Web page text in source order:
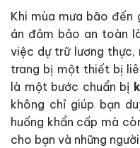
Khi mùa mưa bão đến
án đảm bảo an toàn
việc dự trữ lương thực,
trang bị một thiết bị
là một bước chuẩn bị
không chỉ giúp bạn
huống khẩn cấp mà
cho bạn và những